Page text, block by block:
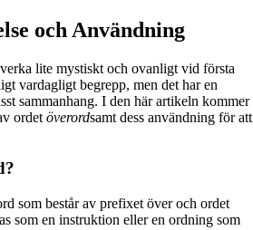
och Användning
lite mystiskt och ovanligt vid första
vardagligt begrepp, men det har en
sammanhang. I den här artikeln kommer
ordet överordsamt dess användning för att
som består av prefixet över och ordet
som en instruktion eller en ordning som